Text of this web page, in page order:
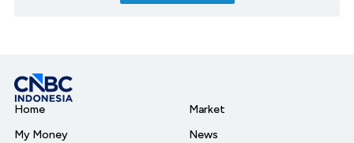
Home
My Money
Market
News